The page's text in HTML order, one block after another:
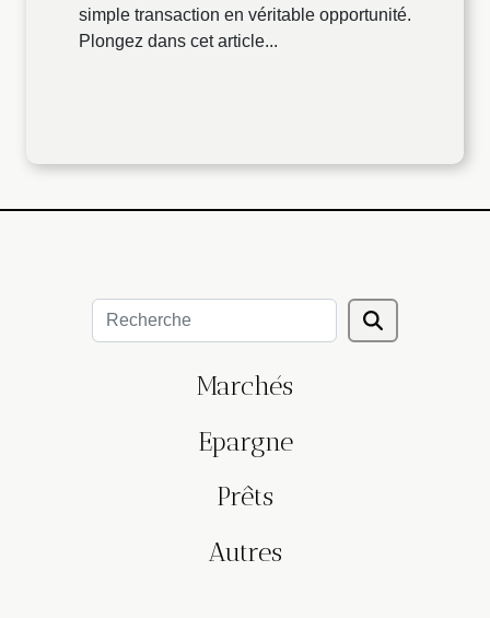
simple transaction en véritable opportunité.
Plongez dans cet article...
Marchés
Epargne
Prêts
Autres